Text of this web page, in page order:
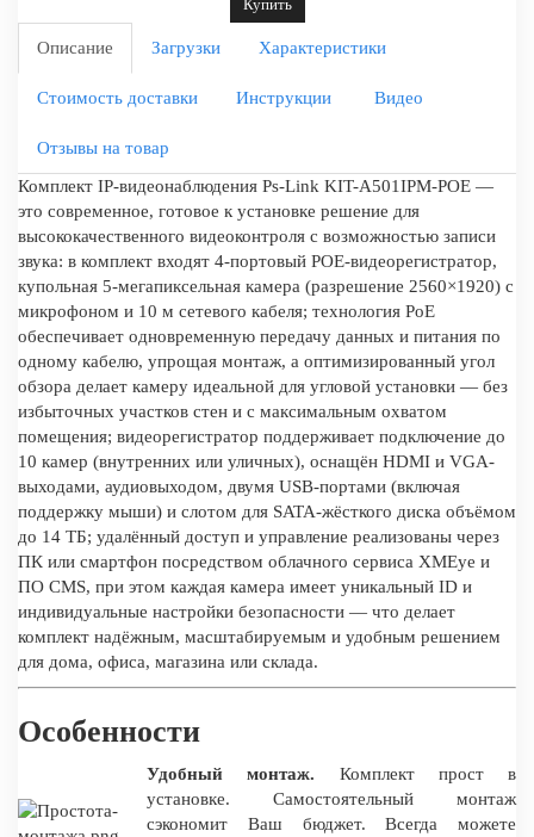
Купить
Описание Загрузки Характеристики
Стоимость доставки Инструкции Видео
Отзывы на товар
Комплект IP-видеонаблюдения Ps-Link KIT-A501IPM-POE —
это современное, готовое к установке решение для
высококачественного видеоконтроля с возможностью записи
звука: в комплект входят 4-портовый POE-видеорегистратор,
купольная 5-мегапиксельная камера (разрешение 2560×1920) с
микрофоном и 10 м сетевого кабеля; технология PoE
обеспечивает одновременную передачу данных и питания по
одному кабелю, упрощая монтаж, а оптимизированный угол
обзора делает камеру идеальной для угловой установки — без
избыточных участков стен и с максимальным охватом
помещения; видеорегистратор поддерживает подключение до
10 камер (внутренних или уличных), оснащён HDMI и VGA-
выходами, аудиовыходом, двумя USB-портами (включая
поддержку мыши) и слотом для SATA-жёсткого диска объёмом
до 14 ТБ; удалённый доступ и управление реализованы через
ПК или смартфон посредством облачного сервиса XMEye и
ПО CMS, при этом каждая камера имеет уникальный ID и
индивидуальные настройки безопасности — что делает
комплект надёжным, масштабируемым и удобным решением
для дома, офиса, магазина или склада.
Особенности
Удобный монтаж. Комплект прост в
установке. Самостоятельный монтаж
сэкономит Ваш бюджет. Всегда можете